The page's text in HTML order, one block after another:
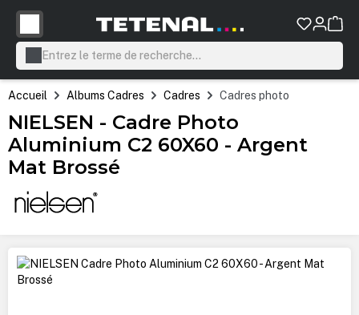
principal
Accueil Albums Cadres Cadres Cadres photo
NIELSEN - Cadre Photo
Aluminium C2 60X60 - Argent
Mat Brossé
Ignorer la galerie d'images